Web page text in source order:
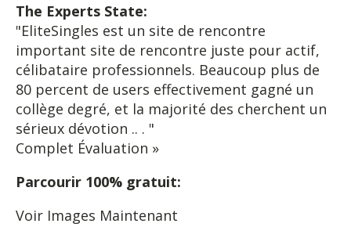
The Experts State:
"EliteSingles est un site de rencontre
important site de rencontre juste pour actif,
célibataire professionnels. Beaucoup plus de
80 percent de users effectivement gagné un
collège degré, et la majorité des cherchent un
sérieux dévotion .. . "
Complet Évaluation »
Parcourir 100% gratuit:
Voir Images Maintenant